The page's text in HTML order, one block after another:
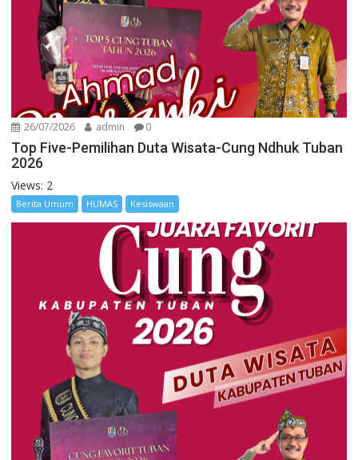
26/07/2026 admin 0
Top Five-Pemilihan Duta Wisata-Cung Ndhuk Tuban
2026
Views: 2
Berita Umum HUMAS Kesiswaan